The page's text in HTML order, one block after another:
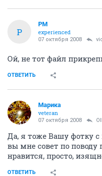
P
PM
experienced
07 октября 2008
Ой, не тот файл
ОТВЕТИТЬ
Марика
veteran
07 октября 2008
Да, я тоже Вашу фотку
вы мне совет по
нравится, просто,
ОТВЕТИТЬ